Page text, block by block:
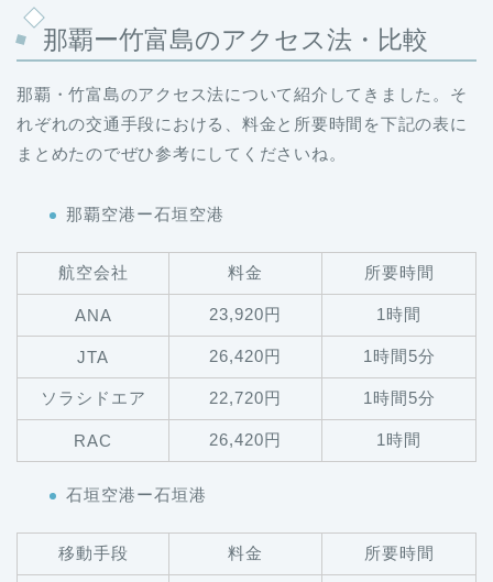
那覇ー竹富島のアクセス法・比較
那覇・竹富島のアクセス法について紹介してきました。そ
れぞれの交通手段における、料金と所要時間を下記の表に
まとめたのでぜひ参考にしてくださいね。
那覇空港ー石垣空港
航空会社 料金 所要時間
ANA 23,920円 1時間
JTA 26,420円 1時間5分
ソラシドエア 22,720円 1時間5分
RAC 26,420円 1時間
石垣空港ー石垣港
移動手段 料金 所要時間